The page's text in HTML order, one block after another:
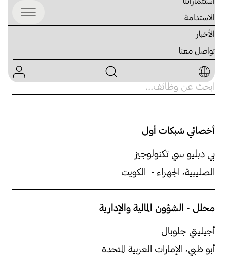
الاستدامة
الأخبار
تواصل معنا
أحدث الوظائف الشاغرة
أخصائي شبكات أول
بي دبليو سي تكنولوجيز
الصليبية، الجهراء - الكويت
محلل - الشؤون المالية والإدارية
أجيليتي جلوبال
أبو ظبي، الإمارات العربية المتحدة